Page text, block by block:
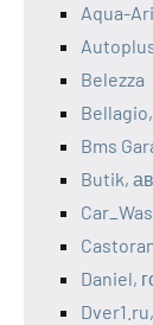
Aqua-
Belezza
Bms
Butik,
Daniel,